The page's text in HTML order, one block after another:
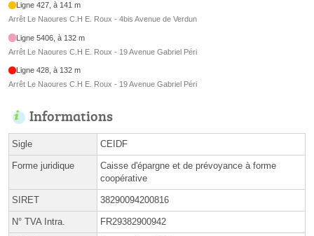
Ligne 427, à 141 m
Arrêt Le Naoures C.H E. Roux - 4bis Avenue de Verdun
Ligne 5406, à 132 m
Arrêt Le Naoures C.H E. Roux - 19 Avenue Gabriel Péri
Ligne 428, à 132 m
Arrêt Le Naoures C.H E. Roux - 19 Avenue Gabriel Péri
Informations
Sigle CEIDF
Forme juridique
Caisse d'épargne et de prévoyance à forme
coopérative
SIRET 38290094200816
N° TVA Intra. FR29382900942